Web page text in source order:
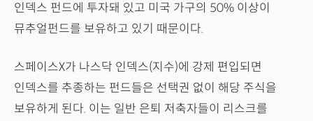
인덱스 펀드에 투자돼 있고 미국 가구의 50% 이상이
뮤추얼펀드를 보유하고 있기 때문이다.
스페이스X가 나스닥 인덱스(지수)에 강제 편입되면
인덱스를 추종하는 펀드들은 선택권 없이 해당 주식을
보유하게 된다. 이는 일반 은퇴 저축자들이 리스크를